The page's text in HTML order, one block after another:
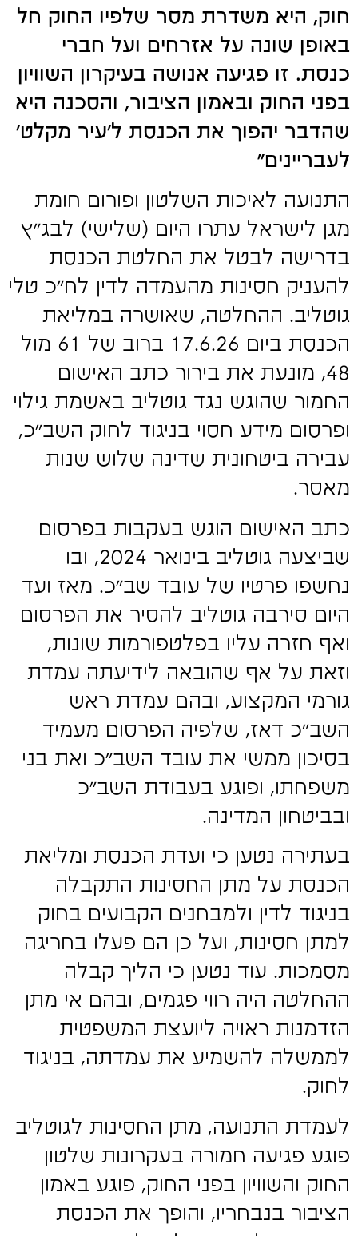
חוק, היא משדרת מסר שלפיו החוק חל
באופן שונה על אזרחים ועל חברי
כנסת. זו פגיעה אנושה בעיקרון השוויון
בפני החוק ובאמון הציבור, והסכנה היא
שהדבר יהפוך את הכנסת ל'עיר מקלט'
לעבריינים"
התנועה לאיכות השלטון ופורום חומת
מגן לישראל עתרו היום (שלישי) לבג"ץ
בדרישה לבטל את החלטת הכנסת
להעניק חסינות מהעמדה לדין לח"כ טלי
גוטליב. ההחלטה, שאושרה במליאת
הכנסת ביום 17.6.26 ברוב של 61 מול
48, מונעת את בירור כתב האישום
החמור שהוגש נגד גוטליב באשמת גילוי
ופרסום מידע חסוי בניגוד לחוק השב"כ,
עבירה ביטחונית שדינה שלוש שנות
מאסר.
כתב האישום הוגש בעקבות בפרסום
שביצעה גוטליב בינואר 2024, ובו
נחשפו פרטיו של עובד שב"כ. מאז ועד
היום סירבה גוטליב להסיר את הפרסום
ואף חזרה עליו בפלטפורמות שונות,
וזאת על אף שהובאה לידיעתה עמדת
גורמי המקצוע, ובהם עמדת ראש
השב"כ דאז, שלפיה הפרסום מעמיד
בסיכון ממשי את עובד השב"כ ואת בני
משפחתו, ופוגע בעבודת השב"כ
ובביטחון המדינה.
בעתירה נטען כי ועדת הכנסת ומליאת
הכנסת על מתן החסינות התקבלה
בניגוד לדין ולמבחנים הקבועים בחוק
למתן חסינות, ועל כן הם פעלו בחריגה
מסמכות. עוד נטען כי הליך קבלה
ההחלטה היה רווי פגמים, ובהם אי מתן
הזדמנות ראויה ליועצת המשפטית
לממשלה להשמיע את עמדתה, בניגוד
לחוק.
לעמדת התנועה, מתן החסינות לגוטליב
פוגע פגיעה חמורה בעקרונות שלטון
החוק והשוויון בפני החוק, פוגע באמון
הציבור בנבחריו, והופך את הכנסת